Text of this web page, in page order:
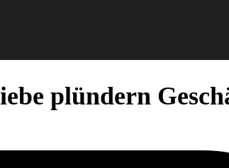
plündern